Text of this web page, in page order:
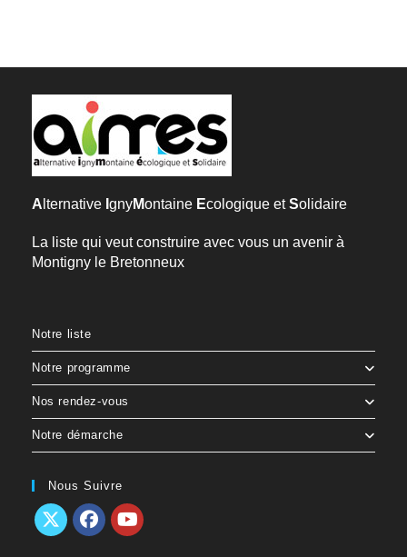
A lternative gnyMontaine Ecologique etSolidaire
La liste qui veut construire avec vous un avenir à
Montigny le Bretonneux
Notre liste
Notre programme
Nos rendez-vous
Notre démarche
Nous Suivre